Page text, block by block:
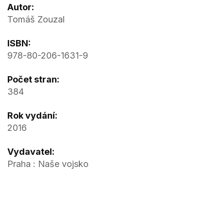
Autor:
Tomáš Zouzal
ISBN:
978-80-206-1631-9
Počet stran:
384
Rok vydání:
2016
Vydavatel:
Praha : Naše vojsko